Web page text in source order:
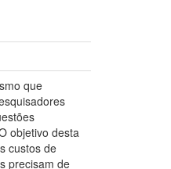
que
objetivo desta
custos de
precisam de